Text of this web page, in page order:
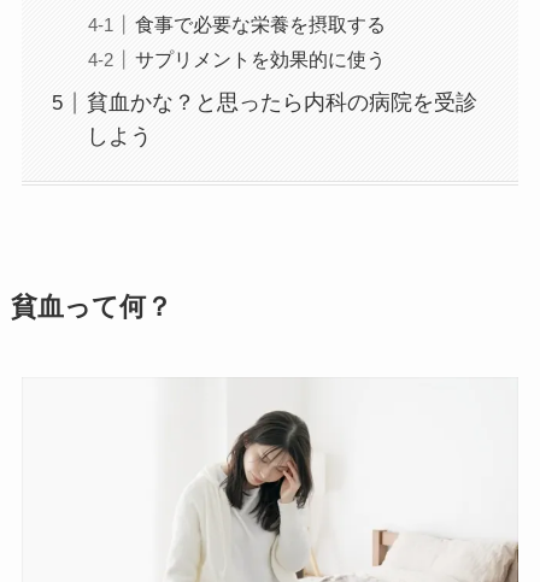
食事で必要な栄養を摂取する
サプリメントを効果的に使う
貧血かな？と思ったら内科の病院を受診
しよう
貧血って何？